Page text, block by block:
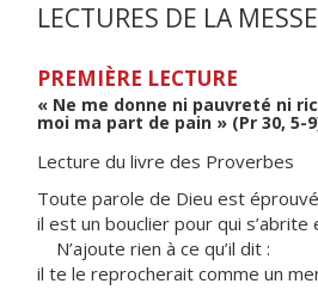
LECTURES DE LA MESSE
PREMIÈRE LECTURE
« Ne me donne ni pauvreté ni
moi ma part de pain » (Pr 30, 5-
Lecture du livre des Proverbes
Toute parole de Dieu est
il est un bouclier pour qui s’abrite
N’ajoute rien à ce qu’il dit :
il te le reprocherait comme un